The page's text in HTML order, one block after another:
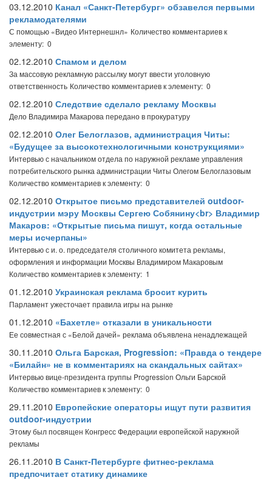
03.12.2010 Канал «Санкт-Петербург» обзавелся первыми
рекламодателями
С помощью «Видео Интернешнл» Количество комментариев к
элементу: 0
02.12.2010 Спамом и делом
За массовую рекламную рассылку могут ввести уголовную
ответственность Количество комментариев к элементу: 0
02.12.2010 Следствие сделало рекламу Москвы
Дело Владимира Макарова передано в прокуратуру
02.12.2010 Олег Белоглазов, администрация Читы:
«Будущее за высокотехнологичными конструкциями»
Интервью с начальником отдела по наружной рекламе управления
потребительского рынка администрации Читы Олегом Белоглазовым
Количество комментариев к элементу: 0
02.12.2010 Открытое письмо представителей outdoor-
индустрии мэру Москвы Сергею Собянину<br> Владимир
Макаров: «Открытые письма пишут, когда остальные
меры исчерпаны»
Интервью с и. о. председателя столичного комитета рекламы,
оформления и информации Москвы Владимиром Макаровым
Количество комментариев к элементу: 1
01.12.2010 Украинская реклама бросит курить
Парламент ужесточает правила игры на рынке
01.12.2010 «Бахетле» отказали в уникальности
Ее совместная с «Белой дачей» реклама объявлена ненадлежащей
30.11.2010 Ольга Барская, Progression: «Правда о тендере
«Билайн» не в комментариях на скандальных сайтах»
Интервью вице-президента группы Progression Ольги Барской
Количество комментариев к элементу: 0
29.11.2010 Европейские операторы ищут пути развития
outdoor-индустрии
Этому был посвящен Конгресс Федерации европейской наружной
рекламы
26.11.2010 В Санкт-Петербурге фитнес-реклама
предпочитает статику динамике